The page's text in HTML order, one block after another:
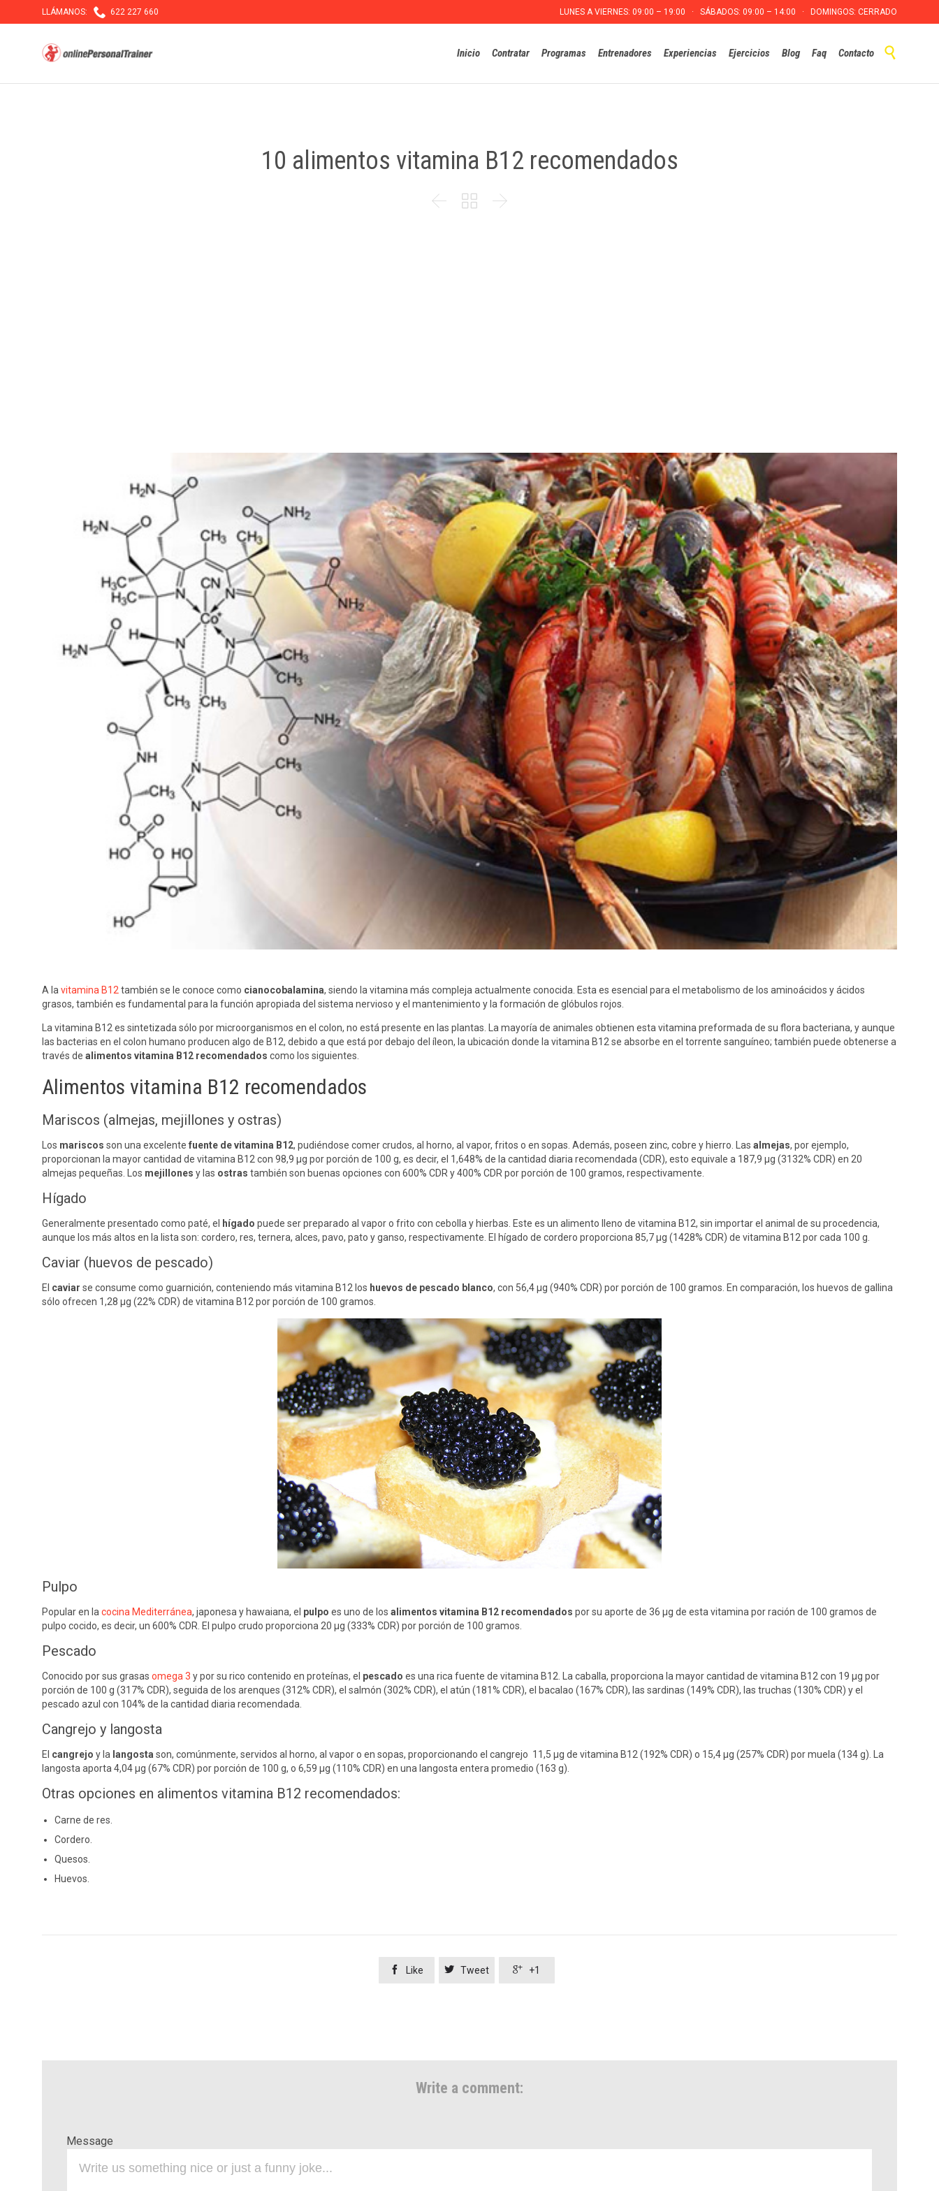
LLÁMANOS:  622 227 660 LUNES A VIERNES: 09:00 – 19:00 · SÁBADOS: 09:00 – 14:00 · DOMINGOS: CERRADO
to
Inicio Contratar Programas Entrenadores Experiencias Ejercicios Blog Faq Contacto 
10 alimentos vitamina B12 recomendados
  
A lavitamina B12también se le conoce como cianocobalamina, siendo la vitamina más compleja actualmente conocida. Esta es esencial para el metabolismo de los aminoácidos y ácidos
grasos, también es fundamental para la función apropiada del sistema nervioso y el mantenimiento y la formación de glóbulos rojos.
La vitamina B12 es sintetizada sólo por microorganismos en el colon, no está presente en las plantas. La mayoría de animales obtienen esta vitamina preformada de su flora bacteriana, y aunque
las bacterias en el colon humano producen algo de B12, debido a que está por debajo del íleon, la ubicación donde la vitamina B12 se absorbe en el torrente sanguíneo; también puede obtenerse a
través de alimentos vitamina B12 recomendados como los siguientes.
Alimentos vitamina B12 recomendados
Mariscos (almejas, mejillones y ostras)
Los mariscos son una excelente fuente de vitamina B12, pudiéndose comer crudos, al horno, al vapor, fritos o en sopas. Además, poseen zinc, cobre y hierro. Las almejas, por ejemplo,
proporcionan la mayor cantidad de vitamina B12 con 98,9 μg por porción de 100 g, es decir, el 1,648% de la cantidad diaria recomendada (CDR), esto equivale a 187,9 μg (3132% CDR) en 20
almejas pequeñas. Los mejillones y las ostras también son buenas opciones con 600% CDR y 400% CDR por porción de 100 gramos, respectivamente.
Hígado
Generalmente presentado como paté, el hígado puede ser preparado al vapor o frito con cebolla y hierbas. Este es un alimento lleno de vitamina B12, sin importar el animal de su procedencia,
aunque los más altos en la lista son: cordero, res, ternera, alces, pavo, pato y ganso, respectivamente. El hígado de cordero proporciona 85,7 μg (1428% CDR) de vitamina B12 por cada 100 g.
Caviar (huevos de pescado)
El caviar se consume como guarnición, conteniendo más vitamina B12 los huevos de pescado blanco, con 56,4 μg (940% CDR) por porción de 100 gramos. En comparación, los huevos de gallina
sólo ofrecen 1,28 μg (22% CDR) de vitamina B12 por porción de 100 gramos.
Pulpo
Popular en lacocina Mediterránea, japonesa y hawaiana, el pulpo es uno de los alimentos vitamina B12 recomendados por su aporte de 36 μg de esta vitamina por ración de 100 gramos de
pulpo cocido, es decir, un 600% CDR. El pulpo crudo proporciona 20 μg (333% CDR) por porción de 100 gramos.
Pescado
Conocido por sus grasas omega 3 y por su rico contenido en proteínas, el pescado es una rica fuente de vitamina B12. La caballa, proporciona la mayor cantidad de vitamina B12 con 19 μg por
porción de 100 g (317% CDR), seguida de los arenques (312% CDR), el salmón (302% CDR), el atún (181% CDR), el bacalao (167% CDR), las sardinas (149% CDR), las truchas (130% CDR) y el
pescado azul con 104% de la cantidad diaria recomendada.
Cangrejo y langosta
El cangrejo y la langosta son, comúnmente, servidos al horno, al vapor o en sopas, proporcionando el cangrejo 11,5 μg de vitamina B12 (192% CDR) o 15,4 μg (257% CDR) por muela (134 g). La
langosta aporta 4,04 μg (67% CDR) por porción de 100 g, o 6,59 μg (110% CDR) en una langosta entera promedio (163 g).
Otras opciones en alimentos vitamina B12 recomendados:
Carne de res.
Cordero.
Quesos.
Huevos.
 Like  Tweet  +1
Write a comment:
Message